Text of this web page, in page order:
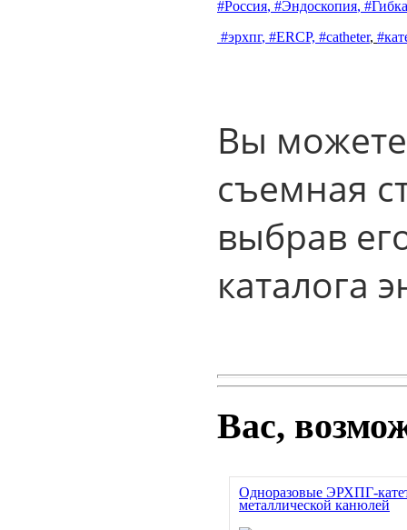
#Россия, #Эндоскопия,
#эрхпг, #ERCP, #catheter,
Вы можете
съемная
выбрав
каталога
Вас,
Одноразовые ЭРХПГ-
металлической канюлей